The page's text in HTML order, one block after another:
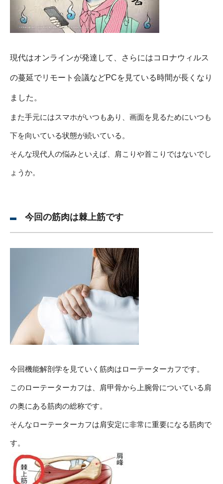
現代はオンラインが発達して、さらにはコロナウィルス
の蔓延でリモート会議などPCを見ている時間が長くなり
ました。
また手元にはスマホがいつもあり、画面を見るためにいつも
下を向いている状態が続いている。
そんな現代人の悩みといえば、肩こりや首こりではないでし
ょうか。
今回の筋肉は棘上筋です
今回機能解剖学を見ていく筋肉はローテーターカフです。
このローテーターカフは、肩甲骨から上腕骨についている肩
の奥にある筋肉の総称です。
そんなローテーターカフは肩安定に非常に重要になる筋肉で
す。